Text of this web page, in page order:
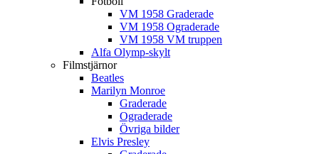
VM 1958 Graderade
VM 1958 Ograderade
VM 1958 VM truppen
Alfa Olymp-skylt
Filmstjärnor
Beatles
Marilyn Monroe
Graderade
Ograderade
Övriga bilder
Elvis Presley